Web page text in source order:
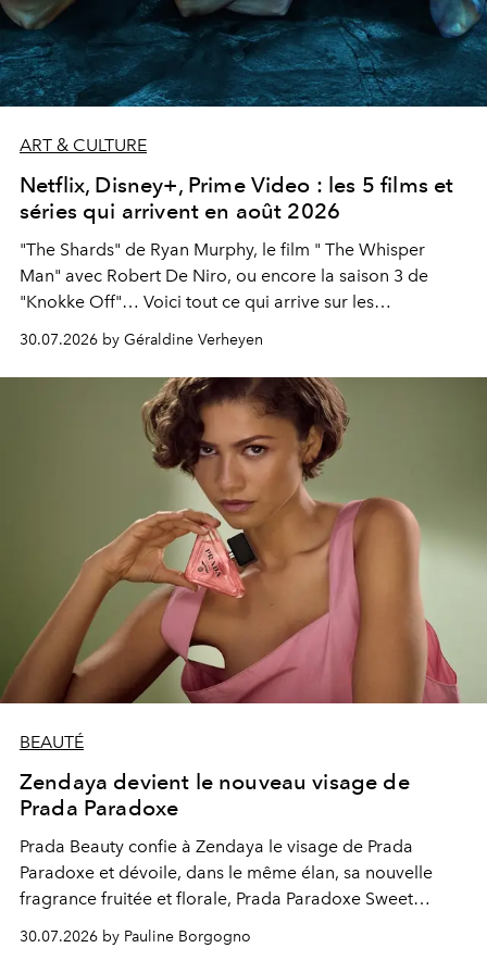
ART & CULTURE
Netflix, Disney+, Prime Video : les 5 films et
séries qui arrivent en août 2026
"The Shards" de Ryan Murphy, le film " The Whisper
Man" avec Robert De Niro, ou encore la saison 3 de
"Knokke Off"… Voici tout ce qui arrive sur les
30.07.2026 by Géraldine Verheyen
BEAUTÉ
Zendaya devient le nouveau visage de
Prada Paradoxe
Prada Beauty confie à Zendaya le visage de Prada
Paradoxe et dévoile, dans le même élan, sa nouvelle
fragrance fruitée et florale, Prada Paradoxe Sweet
30.07.2026 by Pauline Borgogno